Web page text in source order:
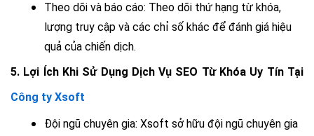
Theo dõi và báo cáo: Theo dõi thứ hạng từ khóa,
lượng truy cập và các chỉ số khác để đánh giá hiệu
quả của chiến dịch.
Công ty Xsoft
Đội ngũ chuyên gia: Xsoft sở hữu đội ngũ chuyên gia